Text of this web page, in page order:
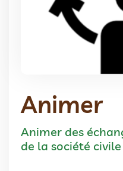
Animer
Animer des
de la société